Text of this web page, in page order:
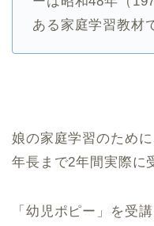
ある家庭学習教材
娘の家庭学習のため
年長まで2年間実際に
「幼児ポピー」を受